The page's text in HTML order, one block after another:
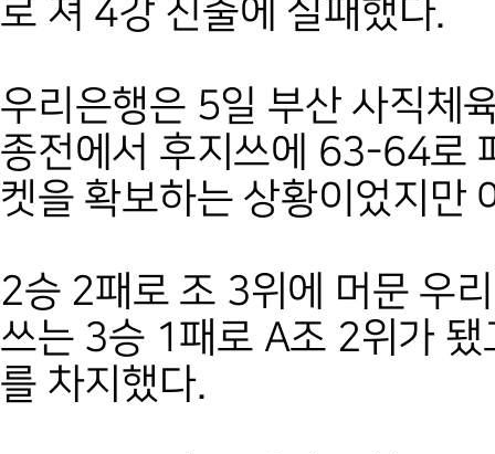
로 져 4강 진출에 실패했다.
우리은행은 5일 부산 사직체
종전에서 후지쓰에 63-64로
켓을 확보하는 상황이었지만
2승 2패로 조 3위에 머문 우
쓰는 3승 1패로 A조 2위가
를 차지했다.